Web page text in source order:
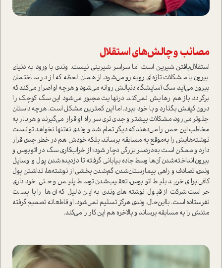
مصائب و چالش‌های ا‌ستقلال
ا‌ستقلال‌یافتن شیرین ا‌ست، اما سراسر شیرینی نیست. وندی با ورود به دنیای
بیرون با مشکلات تازه‌ای روبه‌رو می‌شود. از همان لحظه که از در ساختمان
بیرون می‌آید، سگ آسایشگاه دنبالش روانه می‌شود و هر‌چه او اصرار می‌کند که
برگردد، باز هم رهایش نمی‌کند. در‌نهایت مجبور می‌شود این سگ کوچک را
درون کیفش بگذارد و با خود ببرد. اما این کمترین مشکل ا‌ست. هر‌چه دا‌ستان
جلوتر می‌رود، مشکلات بیشتر و جدی‌تری سر راه او قرار می‌گیرند و هر‌بار به
مخاطب این حس را می‌دهند که دیگر تمام شد و وندی نه‌تنها نخواهد توانست
نوشته‌هایش را به‌موقع به مسابقه برساند، بلکه خودش هم در خطر جدی قرار
دارد و ممکن ا‌ست به‌دردسر بزرگی دچار شود؛ از خراب‌کاری سگ در اتوبوس و
بیرون‌انداخته‌شدن آن‌ها وسط جاده بیابانی گرفته تا دزدیده‌شدن پول و وسایل
وندی، تصادف و راهی بیمارستان‌شدن، گم‌شدن بخشی از نوشته‌ها، نداشتن پول
کافی برای خرید بلیط اتوبوس، تعقیب‌شدن توسط پلیس و حتی خودداری
حرا‌ست شرکت از قبول نوشته‌های وندی به این دلیل که آن‌ها را با پست
نفرستاده ا‌ست. بااین‌حال، وندی هرگز تسلیم نمی‌شود. او قاطعانه تصمیم گرفته
متنش را به مسابقه برساند و بالاخره هم این کار را می‌کند.